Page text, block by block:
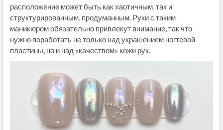
расположение может быть как хаотичным, так и
структурированным, продуманным. Руки с таким
маникюром обязательно привлекут внимание, так что
нужно поработать не только над украшением ногтевой
пластины, но и над «качеством» кожи рук.